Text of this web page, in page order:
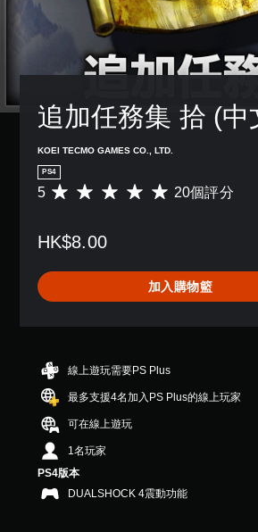
追加任務集 拾 (中
KOEI TECMO GAMES CO., LTD.
PS4
平
分
5
顆
星
5
顆
星
）
，
共
2
則
5 20個評分
HK$8.00
加入購物籃
線上遊玩需要PS Plus
最多支援4名加入PS Plus的線上玩家
可在線上遊玩
1名玩家
PS4版本
DUALSHOCK 4震動功能